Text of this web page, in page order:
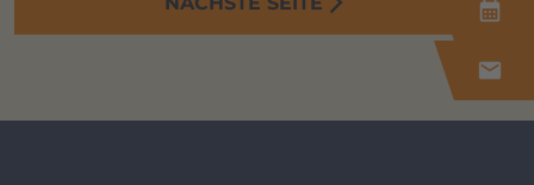
calendar_month
mail